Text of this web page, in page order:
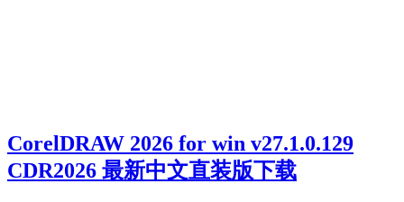
CorelDRAW 2026 for win v27.1.0.129
CDR2026 最新中文直装版下载